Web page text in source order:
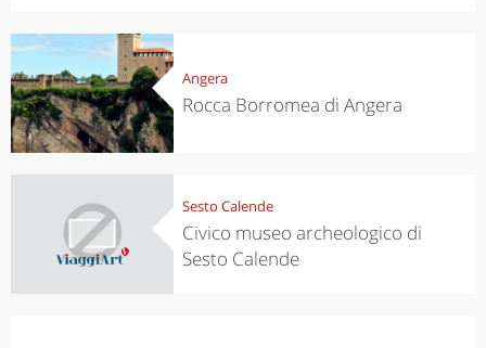
Angera
Rocca Borromea di Angera
Sesto Calende
Civico museo archeologico di
Sesto Calende